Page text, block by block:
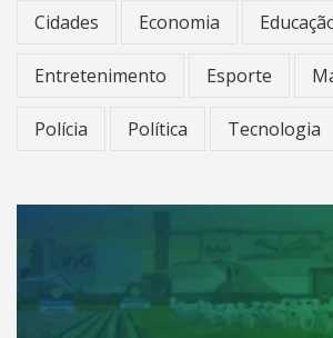
Cidades Economia
Entretenimento Esporte
Polícia Política Tecnologia